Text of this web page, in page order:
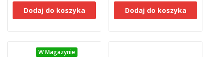
Dodaj do koszyka
Dodaj do koszyka
W Magazynie